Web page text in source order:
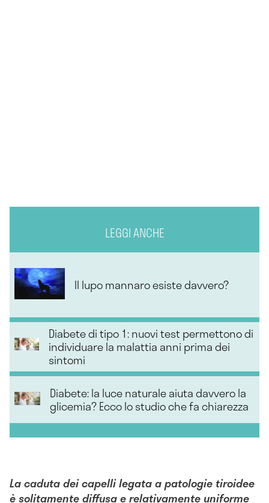
LEGGI ANCHE
Il lupo mannaro esiste davvero?
Diabete di tipo 1: nuovi test permettono di
individuare la malattia anni prima dei
sintomi
Diabete: la luce naturale aiuta davvero la
glicemia? Ecco lo studio che fa chiarezza
La caduta dei capelli legata a patologie tiroidee
è solitamente diffusa e relativamente uniforme